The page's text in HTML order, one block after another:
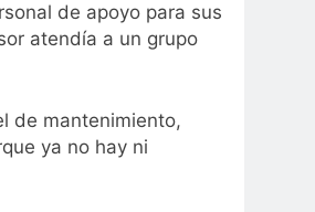
de apoyo para sus
atendía a un grupo
de mantenimiento,
ya no hay ni